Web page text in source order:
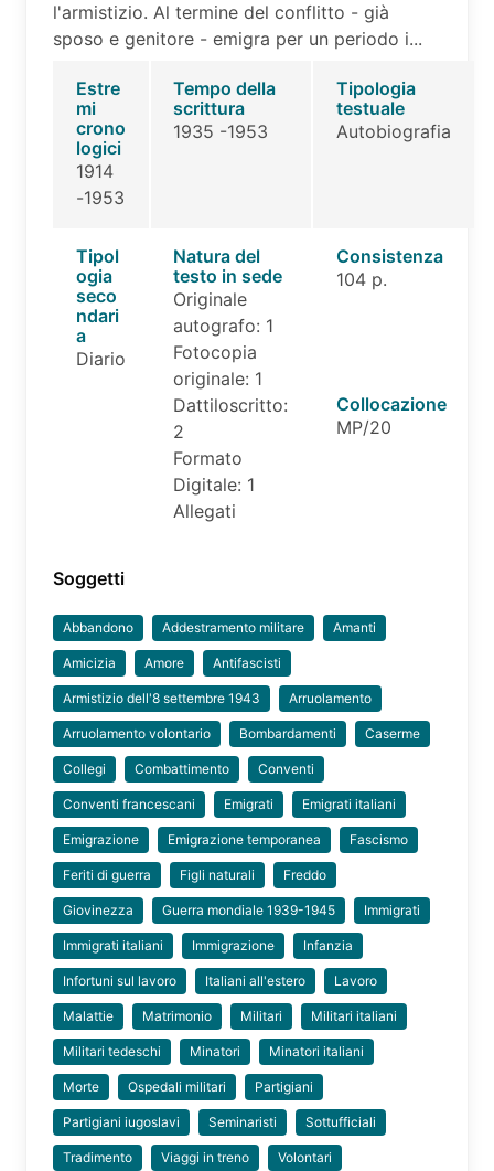
l'armistizio. Al termine del conflitto - già
sposo e genitore - emigra per un periodo i...
Estre
mi
crono
logici
1914
-1953
Tempo della
scrittura
1935 -1953
Tipologia
testuale
Autobiografia
Tipol
ogia
seco
ndari
a
Diario
Natura del
testo in sede
Originale
autografo: 1
Fotocopia
originale: 1
Dattiloscritto:
2
Formato
Digitale: 1
Allegati
Consistenza
104 p.
Collocazione
MP/20
Soggetti
Abbandono Addestramento militare Amanti
Amicizia Amore Antifascisti
Armistizio dell'8 settembre 1943 Arruolamento
Arruolamento volontario Bombardamenti Caserme
Collegi Combattimento Conventi
Conventi francescani Emigrati Emigrati italiani
Emigrazione Emigrazione temporanea Fascismo
Feriti di guerra Figli naturali Freddo
Giovinezza Guerra mondiale 1939-1945 Immigrati
Immigrati italiani Immigrazione Infanzia
Infortuni sul lavoro Italiani all'estero Lavoro
Malattie Matrimonio Militari Militari italiani
Militari tedeschi Minatori Minatori italiani
Morte Ospedali militari Partigiani
Partigiani iugoslavi Seminaristi Sottufficiali
Tradimento Viaggi in treno Volontari